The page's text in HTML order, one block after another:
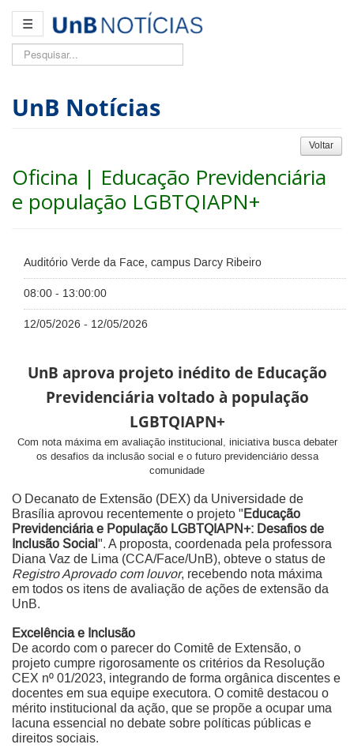
☰
Pesquisar...
UnB Notícias
Voltar
Oficina | Educação Previdenciária
e população LGBTQIAPN+
Auditório Verde da Face, campus Darcy Ribeiro
08:00 - 13:00:00
12/05/2026 - 12/05/2026
UnB aprova projeto inédito de Educação
Previdenciária voltado à população
LGBTQIAPN+
Com nota máxima em avaliação institucional, iniciativa busca debater
os desafios da inclusão social e o futuro previdenciário dessa
comunidade
O Decanato de Extensão (DEX) da Universidade de
Brasília aprovou recentemente o projeto "Educação
Previdenciária e População LGBTQIAPN+: Desafios de
Inclusão Social". A proposta, coordenada pela professora
Diana Vaz de Lima (CCA/Face/UnB), obteve o status de
Registro Aprovado com louvor, recebendo nota máxima
em todos os itens de avaliação de ações de extensão da
UnB.
Excelência e Inclusão
De acordo com o parecer do Comitê de Extensão, o
projeto cumpre rigorosamente os critérios da Resolução
CEX nº 01/2023, integrando de forma orgânica discentes e
docentes em sua equipe executora. O comitê destacou o
mérito institucional da ação, que se propõe a ocupar uma
lacuna essencial no debate sobre políticas públicas e
direitos sociais.